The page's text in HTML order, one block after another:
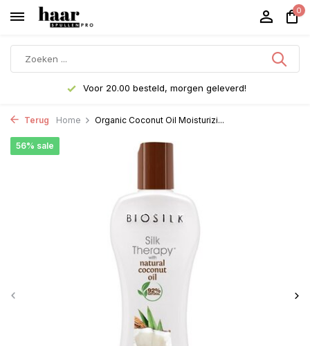
0
Voor 20.00 besteld, morgen geleverd!
Terug Home Organic Coconut Oil Moisturizi...
56% sale